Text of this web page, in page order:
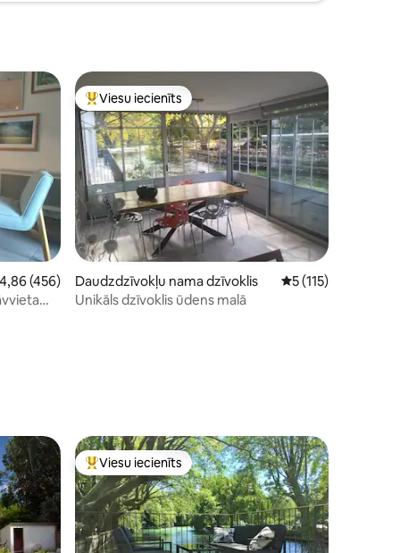
147vērtējums: 4,86 no 5, atsauksmju skaits: 456
4,86 (456)
Populārs viesu iecienīts mājoklis
Viesu iecienīts
Daudzdzīvokļu nama dzīvoklis Vidējais vērtējums:
5 (115)
Unikāls dzīvoklis ūdens malā
Populārs viesu iecienīts mājoklis
Viesu iecienīts